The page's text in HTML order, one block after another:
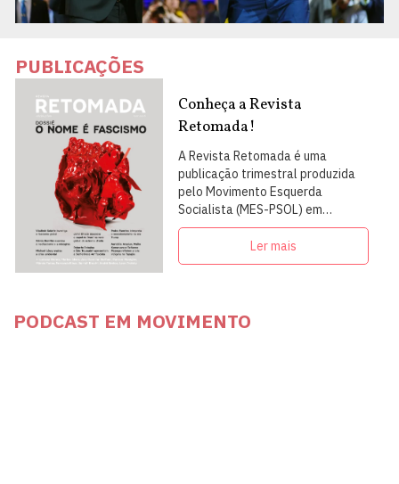
PUBLICAÇÕES
Conheça a Revista
Retomada!
A Revista Retomada é uma
publicação trimestral produzida
pelo Movimento Esquerda
Socialista (MES-PSOL) em
articulação com intelectuais,
militantes e artistas
Ler mais
PODCAST EM MOVIMENTO